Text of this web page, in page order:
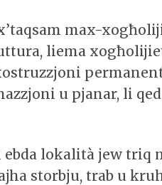
max-
liema
u pjanar, li
lokalità jew triq
storbju, trab u